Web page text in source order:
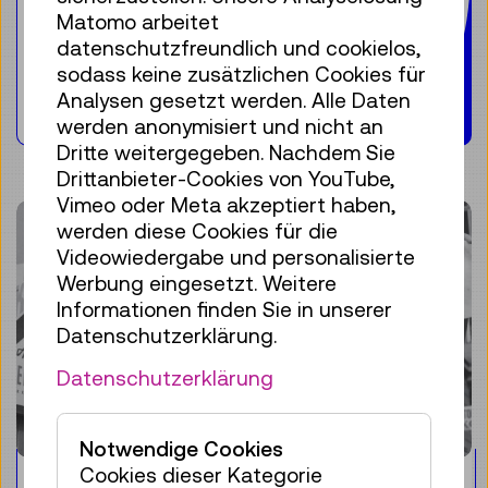
Farming“ eine beachtenswerte
Renaissance.
Weiterlesen
Matomo arbeitet
datenschutzfreundlich und cookielos,
sodass keine zusätzlichen Cookies für
Analysen gesetzt werden. Alle Daten
werden anonymisiert und nicht an
Dritte weitergegeben. Nachdem Sie
Drittanbieter-Cookies von YouTube,
Vimeo oder Meta akzeptiert haben,
werden diese Cookies für die
Videowiedergabe und personalisierte
Werbung eingesetzt. Weitere
Informationen finden Sie in unserer
Datenschutzerklärung.
Datenschutzerklärung
Notwendige Cookies
Cookies dieser Kategorie